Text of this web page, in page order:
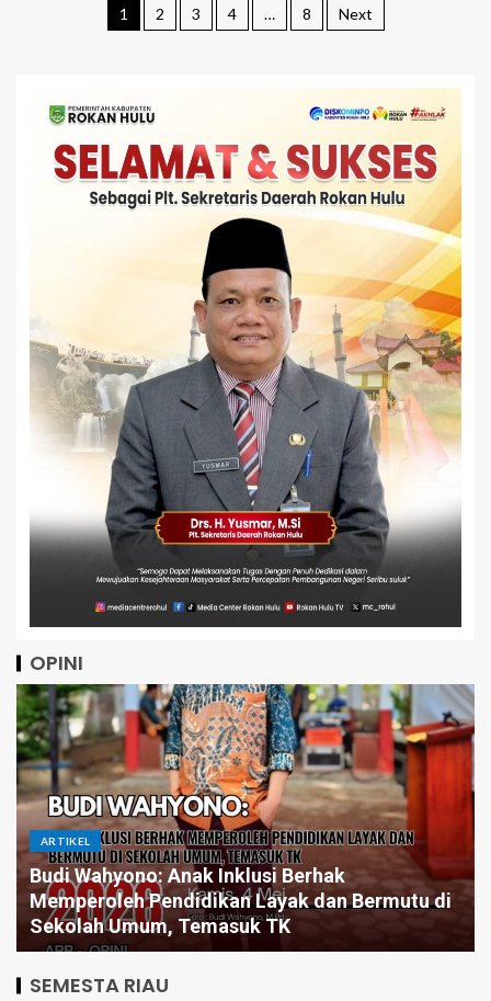
1 2 3 4 … 8 Next
OPINI
ARTIKEL
Budi Wahyono: Anak Inklusi Berhak
Memperoleh Pendidikan Layak dan Bermutu di
Sekolah Umum, Temasuk TK
SEMESTA RIAU